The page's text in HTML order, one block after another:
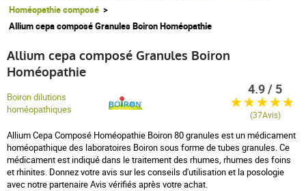
Homéopathie composé
Allium cepa composé Granules Boiron Homéopathie
Allium cepa composé Granules Boiron
Homéopathie
Boiron dilutions
homéopathiques
Allium Cepa Composé Homéopathie Boiron 80 granules est un médicament
homéopathique des laboratoires Boiron sous forme de tubes granules. Ce
médicament est indiqué dans le traitement des rhumes, rhumes des foins
et rhinites. Donnez votre avis sur les conseils d'utilisation et la posologie
avec notre partenaire Avis vérifiés après votre achat.
4.9 / 5
(37Avis)